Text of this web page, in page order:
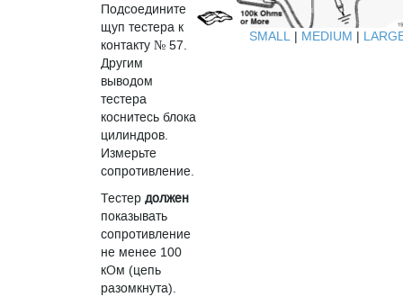
Подсоедините
щуп тестера к
контакту № 57.
Другим
выводом
тестера
коснитесь блока
цилиндров.
Измерьте
сопротивление.
Тестердолжен
показывать
сопротивление
не менее 100
кОм (цепь
разомкнута).
SMALL | MEDIUM |